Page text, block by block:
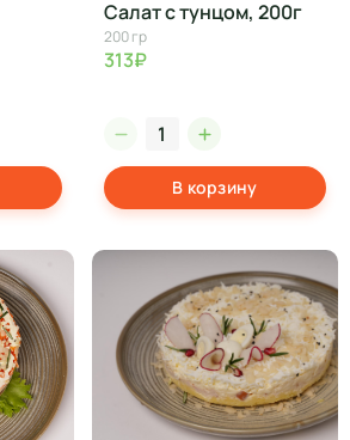
Салат с тунцом, 200г
200 гр
313₽
В корзину